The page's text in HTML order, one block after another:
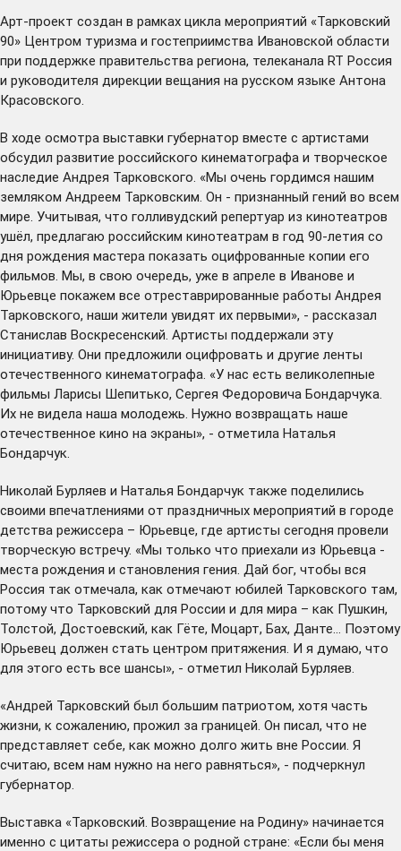
Арт-проект создан в рамках цикла мероприятий «Тарковский
90» Центром туризма и гостеприимства Ивановской области
при поддержке правительства региона, телеканала RT Россия
и руководителя дирекции вещания на русском языке Антона
Красовского
В ходе осмотра выставки губернатор вместе с артистами
обсудил развитие российского кинематографа и творческое
наследие Андрея Тарковского. «Мы очень гордимся нашим
земляком Андреем Тарковским. Он - признанный гений во всем
мире. Учитывая, что голливудский репертуар из кинотеатров
ушёл, предлагаю российским кинотеатрам в год 90-летия со
дня рождения мастера показать оцифрованные копии его
фильмов. Мы, в свою очередь, уже в апреле в Иванове и
Юрьевце покажем все отреставрированные работы Андрея
Тарковского, наши жители увидят их первыми», - рассказал
Станислав Воскресенский. Артисты поддержали эту
инициативу. Они предложили оцифровать и другие ленты
отечественного кинематографа. «У нас есть великолепные
фильмы Ларисы Шепитько, Сергея Федоровича Бондарчука.
Их не видела наша молодежь. Нужно возвращать наше
отечественное кино на экраны», - отметила Наталья
Бондарчук.
Николай Бурляев и Наталья Бондарчук также поделились
своими впечатлениями от праздничных мероприятий в городе
детства режиссера – Юрьевце, где артисты сегодня провели
творческую встречу. «Мы только что приехали из Юрьевца -
места рождения и становления гения. Дай бог, чтобы вся
Россия так отмечала, как отмечают юбилей Тарковского там,
потому что Тарковский для России и для мира – как Пушкин,
Толстой, Достоевский, как Гёте, Моцарт, Бах, Данте… Поэтому
Юрьевец должен стать центром притяжения. И я думаю, что
для этого есть все шансы», - отметил Николай Бурляев.
«Андрей Тарковский был большим патриотом, хотя часть
жизни, к сожалению, прожил за границей. Он писал, что не
представляет себе, как можно долго жить вне России. Я
считаю, всем нам нужно на него равняться», - подчеркнул
губернатор.
Выставка «Тарковский. Возвращение на Родину» начинается
именно с цитаты режиссера о родной стране: «Если бы меня